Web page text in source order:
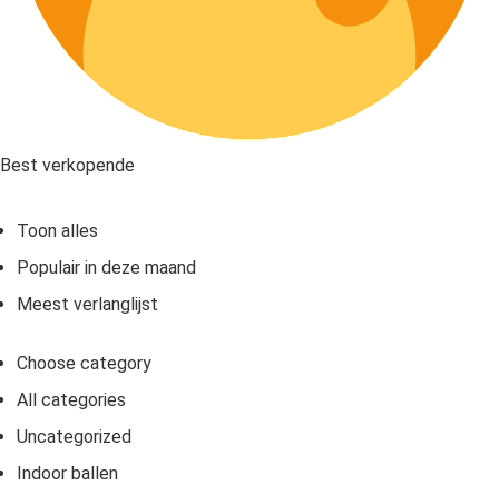
Best verkopende
Toon alles
Populair in deze maand
Meest verlanglijst
Choose category
All categories
Uncategorized
Indoor ballen